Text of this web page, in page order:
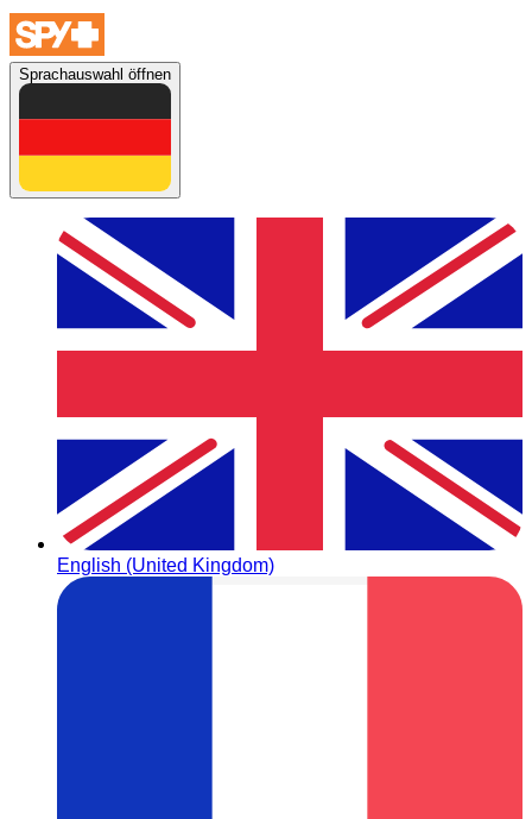
Sprachauswahl öffnen
English (United Kingdom)